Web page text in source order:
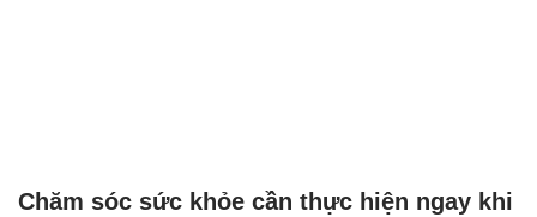
Chăm sóc sức khỏe cần thực hiện ngay khi